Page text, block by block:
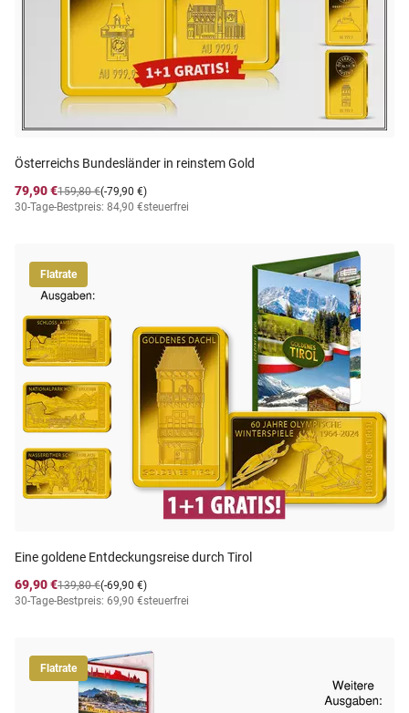
Österreichs Bundesländer in reinstem Gold
79,90 €
(-79,90 €)
159,80 €
30-Tage-Bestpreis: 84,90 €steuerfrei
Flatrate
Eine goldene Entdeckungsreise durch Tirol
69,90 €
(-69,90 €)
139,80 €
30-Tage-Bestpreis: 69,90 €steuerfrei
Flatrate